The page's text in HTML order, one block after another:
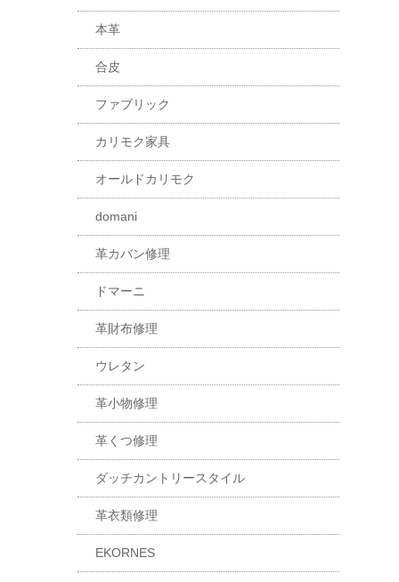
本革
合皮
ファブリック
カリモク家具
オールドカリモク
domani
革カバン修理
ドマーニ
革財布修理
ウレタン
革小物修理
革くつ修理
ダッチカントリースタイル
革衣類修理
EKORNES